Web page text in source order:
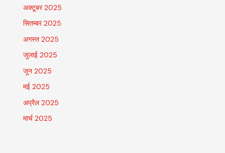
अक्टूबर 2025
सितम्बर 2025
अगस्त 2025
जुलाई 2025
जून 2025
मई 2025
अप्रैल 2025
मार्च 2025